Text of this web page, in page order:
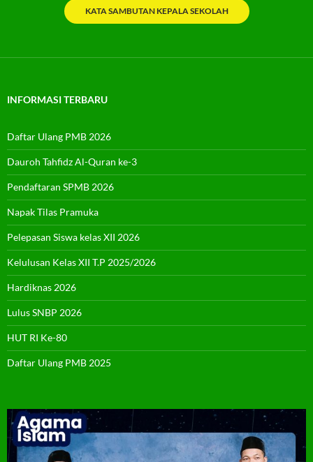
KATA SAMBUTAN KEPALA SEKOLAH
INFORMASI TERBARU
Daftar Ulang PMB 2026
Dauroh Tahfidz Al-Quran ke-3
Pendaftaran SPMB 2026
Napak Tilas Pramuka
Pelepasan Siswa kelas XII 2026
Kelulusan Kelas XII T.P 2025/2026
Hardiknas 2026
Lulus SNBP 2026
HUT RI Ke-80
Daftar Ulang PMB 2025